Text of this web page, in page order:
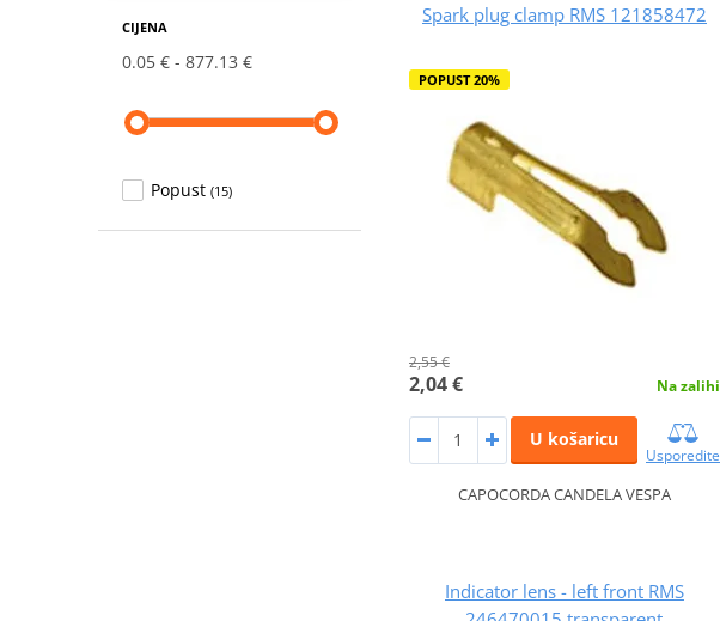
CIJENA
0.05 € 877.13 €
Popust (15)
Spark plug clamp RMS 121858472
POPUST 20%
2,55 €
2,04 € Na zalihi
U košaricu
Usporedite
CAPOCORDA CANDELA VESPA
Indicator lens - left front RMS